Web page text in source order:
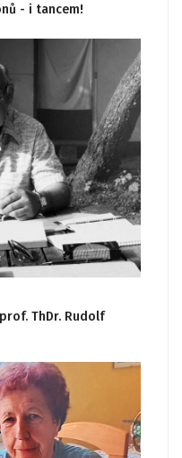
- i tancem!
ThDr. Rudolf